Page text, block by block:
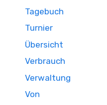
Tagebuch
Turnier
Übersicht
Verbrauch
Verwaltung
Von